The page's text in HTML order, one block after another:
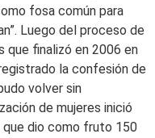
fosa común para
Luego del proceso de
que finalizó en 2006 en
la confesión de
volver sin
de mujeres inició
dio como fruto 150